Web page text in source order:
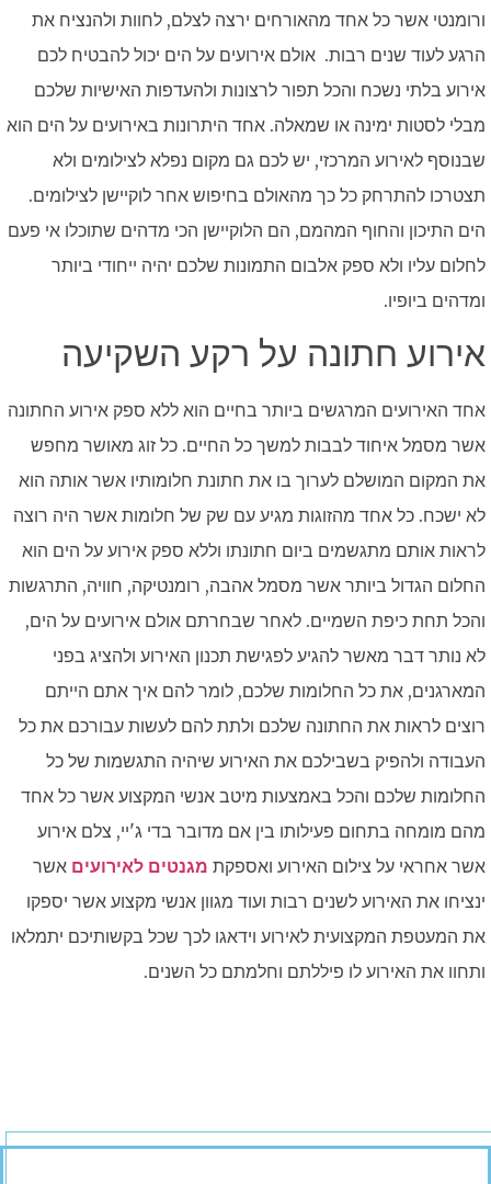
ורומנטי אשר כל אחד מהאורחים ירצה לצלם, לחוות ולהנציח את
הרגע לעוד שנים רבות. אולם אירועים על הים יכול להבטיח לכם
אירוע בלתי נשכח והכל תפור לרצונות ולהעדפות האישיות שלכם
מבלי לסטות ימינה או שמאלה. אחד היתרונות באירועים על הים הוא
שבנוסף לאירוע המרכזי, יש לכם גם מקום נפלא לצילומים ולא
תצטרכו להתרחק כל כך מהאולם בחיפוש אחר לוקיישן לצילומים.
הים התיכון והחוף המהמם, הם הלוקיישן הכי מדהים שתוכלו אי פעם
לחלום עליו ולא ספק אלבום התמונות שלכם יהיה ייחודי ביותר
ומדהים ביופיו.
אירוע חתונה על רקע השקיעה
אחד האירועים המרגשים ביותר בחיים הוא ללא ספק אירוע החתונה
אשר מסמל איחוד לבבות למשך כל החיים. כל זוג מאושר מחפש
את המקום המושלם לערוך בו את חתונת חלומותיו אשר אותה הוא
לא ישכח. כל אחד מהזוגות מגיע עם שק של חלומות אשר היה רוצה
לראות אותם מתגשמים ביום חתונתו וללא ספק אירוע על הים הוא
החלום הגדול ביותר אשר מסמל אהבה, רומנטיקה, חוויה, התרגשות
והכל תחת כיפת השמיים. לאחר שבחרתם אולם אירועים על הים,
לא נותר דבר מאשר להגיע לפגישת תכנון האירוע ולהציג בפני
המארגנים, את כל החלומות שלכם, לומר להם איך אתם הייתם
רוצים לראות את החתונה שלכם ולתת להם לעשות עבורכם את כל
העבודה ולהפיק בשבילכם את האירוע שיהיה התגשמות של כל
החלומות שלכם והכל באמצעות מיטב אנשי המקצוע אשר כל אחד
מהם מומחה בתחום פעילותו בין אם מדובר בדי ג'יי, צלם אירוע
אשר אחראי על צילום האירוע ואספקת מגנטים לאירועים אשר
ינציחו את האירוע לשנים רבות ועוד מגוון אנשי מקצוע אשר יספקו
את המעטפת המקצועית לאירוע וידאגו לכך שכל בקשותיכם יתמלאו
ותחוו את האירוע לו פיללתם וחלמתם כל השנים.